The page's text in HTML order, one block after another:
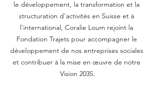
le développement, la transformation et la
structuration d'activités en Suisse et à
l'international, Coralie Loum rejoint la
Fondation Trajets pour accompagner le
développement de nos entreprises sociales
et contribuer à la mise en œuvre de notre
Vision 2035.